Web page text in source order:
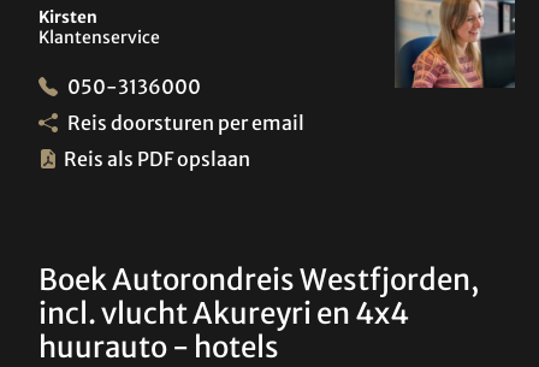
Boek Autorondreis Westfjorden,
incl. vlucht Akureyri en 4x4
huurauto - hotels
Kirsten
Klantenservice
050-3136000
Reis doorsturen per email
Reis als PDF opslaan